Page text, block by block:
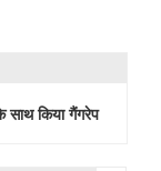
साथ किया गैंगरेप